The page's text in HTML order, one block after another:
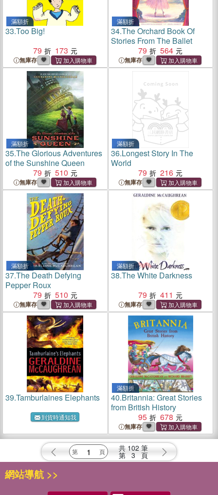
滿額折
33.Too Big!
79
173
無庫存
滿額折
34.The Orchard Book Of
Stories From The Ballet
79
564
無庫存
滿額折
35.The Glorious Adventures
of the Sunshine Queen
79
510
無庫存
滿額折
36.Longest Story In The
World
79
216
無庫存
滿額折
37.The Death Defying
Pepper Roux
79
510
無庫存
滿額折
38.The White Darkness
79
411
無庫存
39.Tamburlaines Elephants
到貨時通知我
滿額折
40.Britannia: Great Stories
from British History
95
678
無庫存
共 102 筆
第 3 頁
網站導航 >>